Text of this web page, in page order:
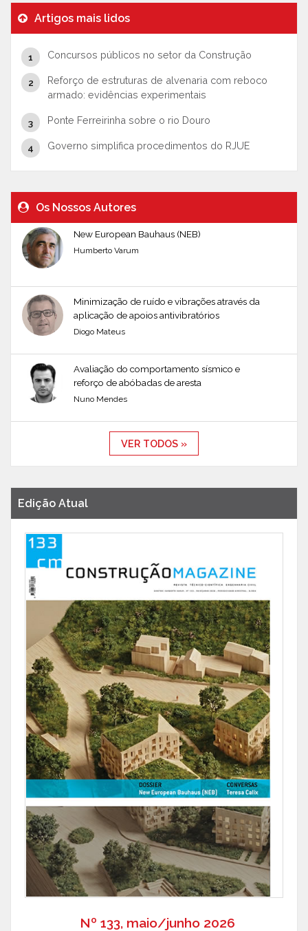
Artigos mais lidos
Concursos públicos no setor da Construção
Reforço de estruturas de alvenaria com reboco
armado: evidências experimentais
Ponte Ferreirinha sobre o rio Douro
Governo simplifica procedimentos do RJUE
Os Nossos Autores
New European Bauhaus (NEB)
Humberto Varum
Minimização de ruído e vibrações através da
aplicação de apoios antivibratórios
Diogo Mateus
Avaliação do comportamento sísmico e
reforço de abóbadas de aresta
Nuno Mendes
VER TODOS »
Edição Atual
Nº 133, maio/junho 2026